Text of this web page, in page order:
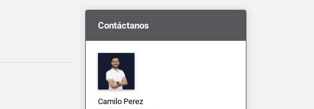
Contáctanos
Camilo Perez